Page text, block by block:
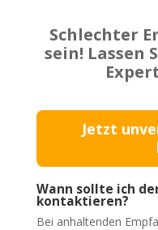
Schlechter
sein! Lassen
Jetzt
Wann sollte ich
kontaktieren?
Bei anhaltenden